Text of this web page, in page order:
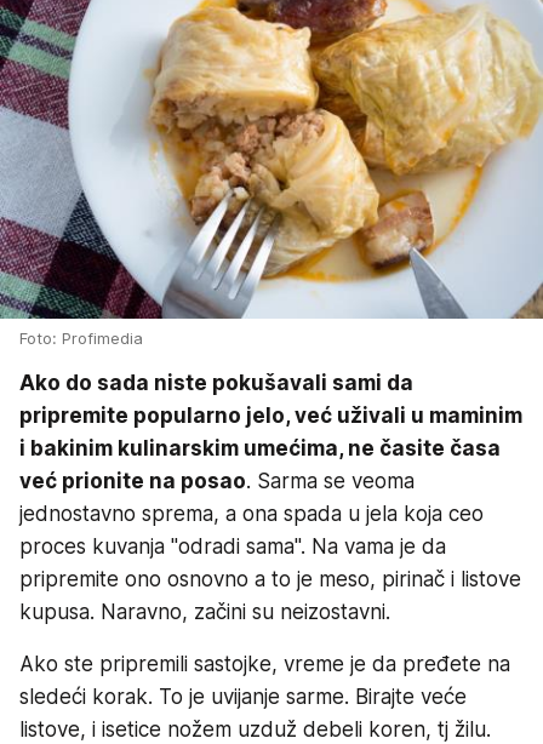
Foto: Profimedia
Ako do sada niste pokušavali sami da
pripremite popularno jelo, već uživali u maminim
i bakinim kulinarskim umećima, ne časite časa
već prionite na posao. Sarma se veoma
jednostavno sprema, a ona spada u jela koja ceo
proces kuvanja "odradi sama". Na vama je da
pripremite ono osnovno a to je meso, pirinač i listove
kupusa. Naravno, začini su neizostavni.
Ako ste pripremili sastojke, vreme je da pređete na
sledeći korak. To je uvijanje sarme. Birajte veće
listove, i isetice nožem uzduž debeli koren, tj žilu.